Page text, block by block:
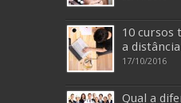
10 cursos
a distância
17/10/2016
Qual a